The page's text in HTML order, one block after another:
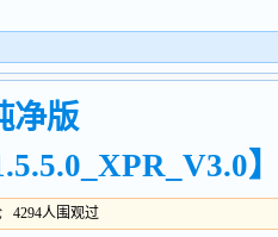
净版
4294人围观过